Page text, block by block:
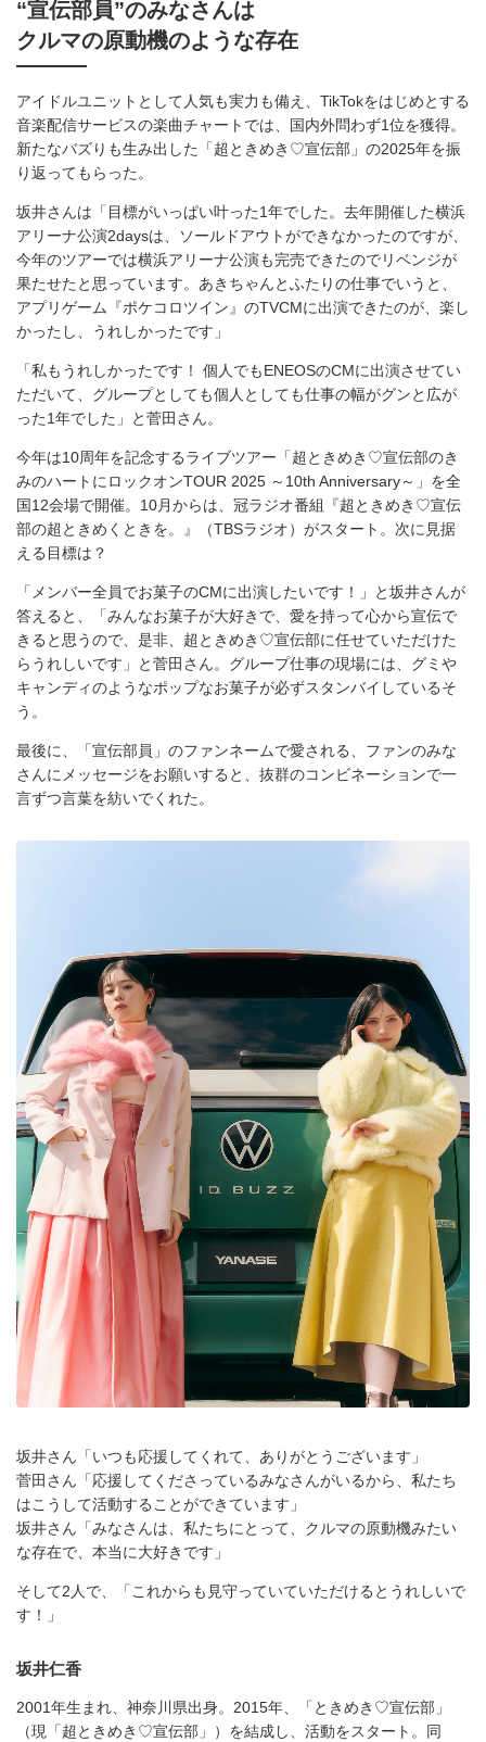
“宣伝部員”のみなさんは
クルマの原動機のような存在
アイドルユニットとして人気も実力も備え、TikTokをはじめとする
音楽配信サービスの楽曲チャートでは、国内外問わず1位を獲得。
新たなバズりも生み出した「超ときめき♡宣伝部」の2025年を振
り返ってもらった。
坂井さんは「目標がいっぱい叶った1年でした。去年開催した横浜
アリーナ公演2daysは、ソールドアウトができなかったのですが、
今年のツアーでは横浜アリーナ公演も完売できたのでリベンジが
果たせたと思っています。あきちゃんとふたりの仕事でいうと、
アプリゲーム『ポケコロツイン』のTVCMに出演できたのが、楽し
かったし、うれしかったです」
「私もうれしかったです！ 個人でもENEOSのCMに出演させてい
ただいて、グループとしても個人としても仕事の幅がグンと広が
った1年でした」と菅田さん。
今年は10周年を記念するライブツアー「超ときめき♡宣伝部のき
みのハートにロックオンTOUR 2025 ～10th Anniversary～」を全
国12会場で開催。10月からは、冠ラジオ番組『超ときめき♡宣伝
部の超ときめくときを。』（TBSラジオ）がスタート。次に見据
える目標は？
「メンバー全員でお菓子のCMに出演したいです！」と坂井さんが
答えると、「みんなお菓子が大好きで、愛を持って心から宣伝で
きると思うので、是非、超ときめき♡宣伝部に任せていただけた
らうれしいです」と菅田さん。グループ仕事の現場には、グミや
キャンディのようなポップなお菓子が必ずスタンバイしているそ
う。
最後に、「宣伝部員」のファンネームで愛される、ファンのみな
さんにメッセージをお願いすると、抜群のコンビネーションで一
言ずつ言葉を紡いでくれた。
坂井さん「いつも応援してくれて、ありがとうございます」
菅田さん「応援してくださっているみなさんがいるから、私たち
はこうして活動することができています」
坂井さん「みなさんは、私たちにとって、クルマの原動機みたい
な存在で、本当に大好きです」
そして2人で、「これからも見守っていていただけるとうれしいで
す！」
坂井仁香
2001年生まれ、神奈川県出身。2015年、「ときめき♡宣伝部」
（現「超ときめき♡宣伝部」）を結成し、活動をスタート。同